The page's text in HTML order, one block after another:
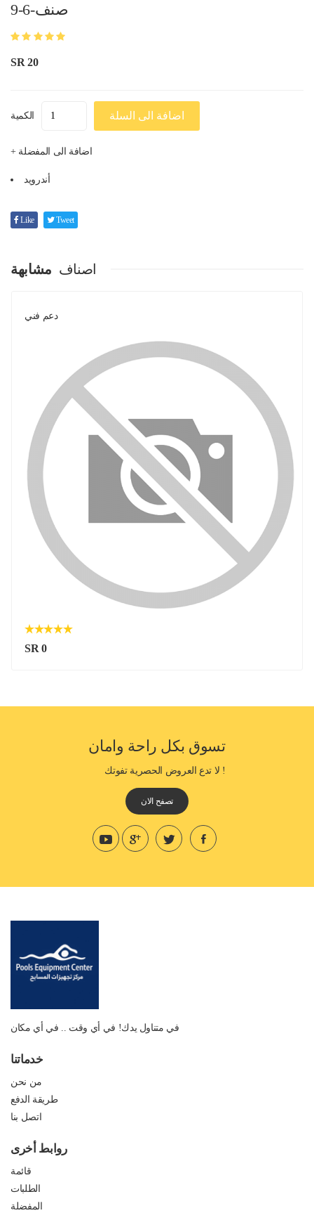
صنف-6-9
SR 20
الكمية اضافة الى السلة
+ اضافة الى المفضلة
أندرويد
Like Tweet
اصناف مشابهة
دعم فني
SR 0
تسوق بكل راحة وامان
! لا تدع العروض الحصرية تفوتك
تصفح الان
في متناول يدك! في أي وقت .. في أي مكان
خدماتنا
من نحن
طريقة الدفع
اتصل بنا
روابط أخرى
قائمة
الطلبات
المفضلة